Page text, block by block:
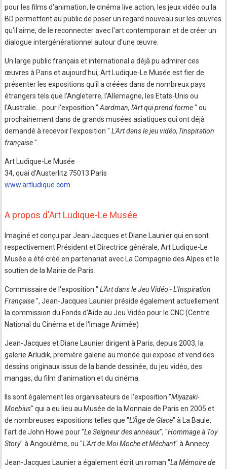
pour les films d'animation, le cinéma live action, les jeux vidéo ou la
BD permettent au public de poser un regard nouveau sur les œuvres
qu'il aime, de le reconnecter avec l'art contemporain et de créer un
dialogue intergénérationnel autour d'une œuvre.
Un large public français et international a déjà pu admirer ces
œuvres à Paris et aujourd'hui, Art Ludique-Le Musée est fier de
présenter les expositions qu'il a créées dans de nombreux pays
étrangers tels que l'Angleterre, l'Allemagne, les Etats-Unis ou
l'Australie... pour l'exposition " Aardman, l'Art qui prend forme" ou
prochainement dans de grands musées asiatiques qui ont déjà
demandé à recevoir l'exposition " L'Art dans le jeu vidéo, l'inspiration
française".
Art Ludique-Le Musée
34, quai d'Austerlitz 75013 Paris
www.artludique.com
A propos d'Art Ludique-Le Musée
Imaginé et conçu par Jean-Jacques et Diane Launier qui en sont
respectivement Président et Directrice générale, Art Ludique-Le
Musée a été créé en partenariat avec La Compagnie des Alpes et le
soutien de la Mairie de Paris.
Commissaire de l'exposition " L'Art dans le Jeu Vidéo - L'Inspiration
Française", Jean-Jacques Launier préside également actuellement
la commission du Fonds d'Aide au Jeu Vidéo pour le CNC (Centre
National du Cinéma et de l'Image Animée)
Jean-Jacques et Diane Launier dirigent à Paris, depuis 2003, la
galerie Arludik, première galerie au monde qui expose et vend des
dessins originaux issus de la bande dessinée, du jeu vidéo, des
mangas, du film d'animation et du cinéma.
Ils sont également les organisateurs de l'exposition "Miyazaki-
Moebius" qui a eu lieu au Musée de la Monnaie de Paris en 2005 et
de nombreuses expositions telles que "L'Âge de Glace" à La Baule,
l'art de John Howe pour "Le Seigneur des anneaux", "Hommage à Toy
Story" à Angoulême, ou "L'Art de Moi Moche et Méchant" à Annecy.
Jean-Jacques Launier a également écrit un roman "La Mémoire de